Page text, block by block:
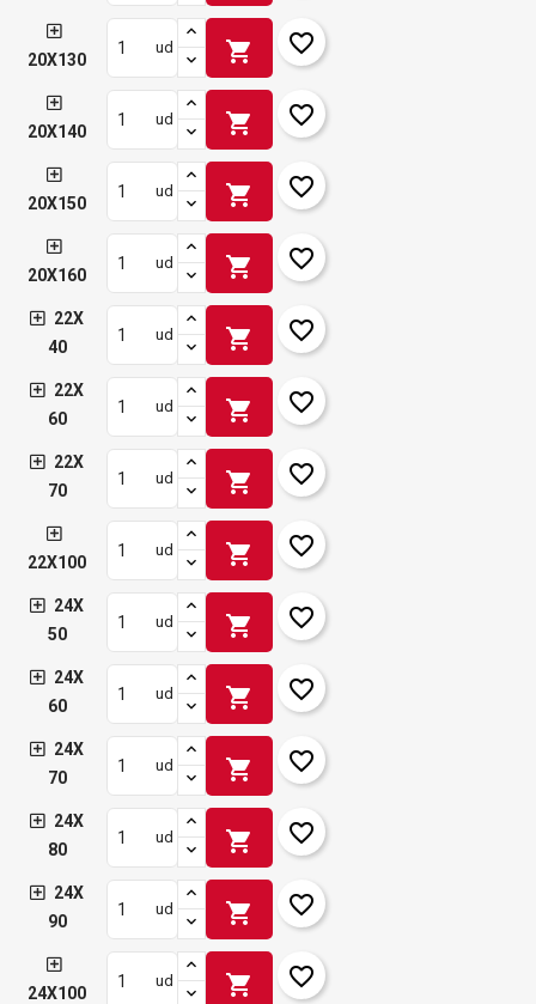
20X130
ud shopping_cart favorite_border
20X140
ud shopping_cart favorite_border
20X150
ud shopping_cart favorite_border
20X160
ud shopping_cart favorite_border
22X
40
ud shopping_cart favorite_border
22X
60
ud shopping_cart favorite_border
22X
70
ud shopping_cart favorite_border
22X100
ud shopping_cart favorite_border
24X
50
ud shopping_cart favorite_border
24X
60
ud shopping_cart favorite_border
24X
70
ud shopping_cart favorite_border
24X
80
ud shopping_cart favorite_border
24X
90
ud shopping_cart favorite_border
24X100
ud shopping_cart favorite_border